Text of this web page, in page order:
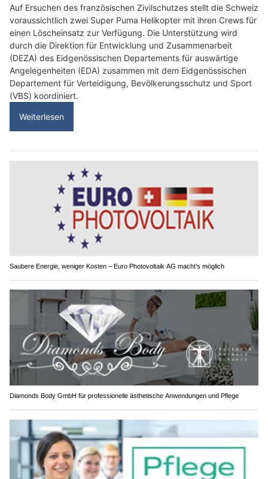
Auf Ersuchen des französischen Zivilschutzes stellt die Schweiz
voraussichtlich zwei Super Puma Helikopter mit ihren Crews für
einen Löscheinsatz zur Verfügung. Die Unterstützung wird
durch die Direktion für Entwicklung und Zusammenarbeit
(DEZA) des Eidgenössischen Departements für auswärtige
Angelegenheiten (EDA) zusammen mit dem Eidgenössischen
Departement für Verteidigung, Bevölkerungsschutz und Sport
(VBS) koordiniert.
Weiterlesen
Saubere Energie, weniger Kosten – Euro Photovoltaik AG macht’s möglich
Diamonds Body GmbH für professionelle ästhetische Anwendungen und Pflege